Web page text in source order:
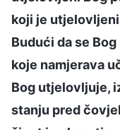
koji je
Budući da se
koje namjerava
Bog utjelovljuje,
stanju pred